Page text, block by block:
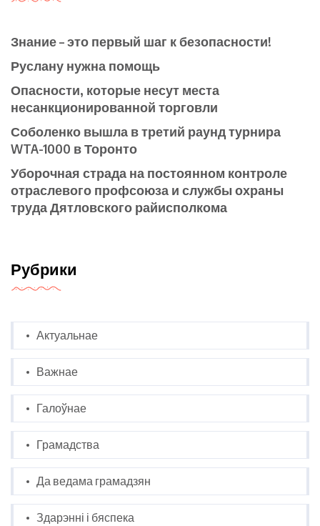
Знание – это первый шаг к безопасности!
Руслану нужна помощь
Опасности, которые несут места
несанкционированной торговли
Соболенко вышла в третий раунд турнира
WTA-1000 в Торонто
Уборочная страда на постоянном контроле
отраслевого профсоюза и службы охраны
труда Дятловского райисполкома
Рубрики
Актуальнае
Важнае
Галоўнае
Грамадства
Да ведама грамадзян
Здарэнні і бяспека